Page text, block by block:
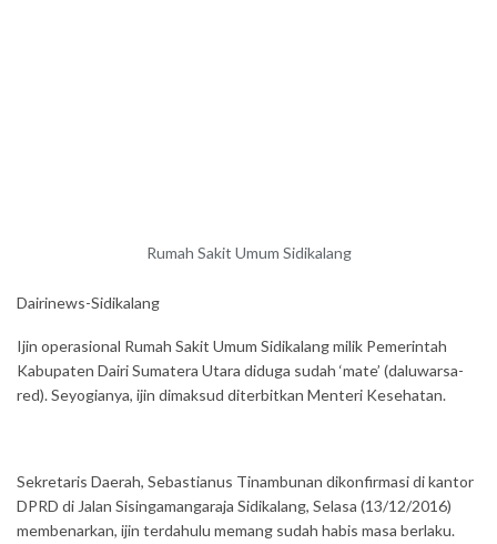
Rumah Sakit Umum Sidikalang
Dairinews-Sidikalang
Ijin operasional Rumah Sakit Umum Sidikalang milik Pemerintah
Kabupaten Dairi Sumatera Utara diduga sudah ‘mate’ (daluwarsa-
red). Seyogianya, ijin dimaksud diterbitkan Menteri Kesehatan.
Sekretaris Daerah, Sebastianus Tinambunan dikonfirmasi di kantor
DPRD di Jalan Sisingamangaraja Sidikalang, Selasa (13/12/2016)
membenarkan, ijin terdahulu memang sudah habis masa berlaku.